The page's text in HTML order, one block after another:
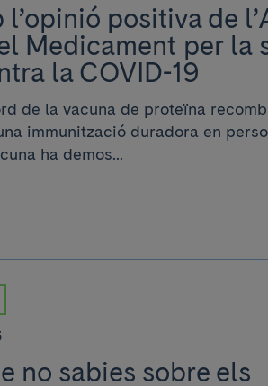
l’opinió positiva de
Medicament per la
la COVID-19
de la vacuna de proteïna
immunització duradora en
ha demos...
no sabies sobre els